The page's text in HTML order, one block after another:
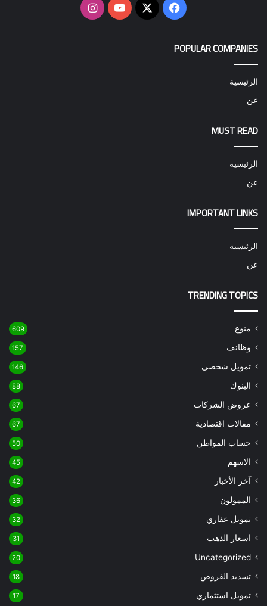
فيسبوك
‫X
‫YouTubeانستقرام
POPULAR COMPANIES
الرئيسية
عن
MUST READ
الرئيسية
عن
IMPORTANT LINKS
الرئيسية
عن
TRENDING TOPICS
منوع 609
وظائف 157
تمويل شخصي 146
البنوك 88
عروض الشركات 67
مقالات اقتصادية 67
حساب المواطن 50
الاسهم 45
آخر الأخبار 42
الممولون 36
تمويل عقاري 32
اسعار الذهب 31
Uncategorized
20
تسديد القروض 18
تمويل استثماري 17